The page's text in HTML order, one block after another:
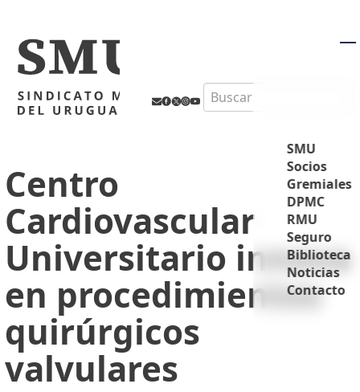
Search
SMU
Socios
Gremiales
DPMC
RMU
Seguro
Biblioteca
Noticias
Contacto
Centro
Cardiovascular
Universitario innova
en procedimientos
quirúrgicos
valvulares